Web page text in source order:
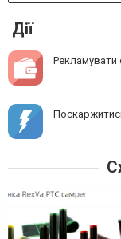
Дії
Рекламувати